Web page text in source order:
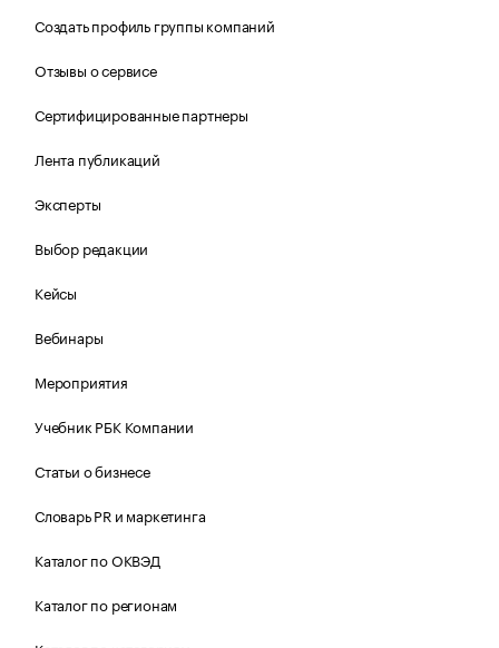
Создать профиль группы компаний
Отзывы о сервисе
Сертифицированные партнеры
Лента публикаций
Эксперты
Выбор редакции
Кейсы
Вебинары
Мероприятия
Учебник РБК Компании
Статьи о бизнесе
Словарь PR и маркетинга
Каталог по ОКВЭД
Каталог по регионам